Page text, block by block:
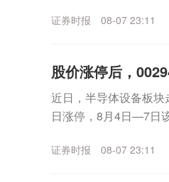
证券时报 08-07 23:11
股价涨停后，
近日，半导体设备板
日涨停，8月4日—7日
证券时报 08-07 23:11